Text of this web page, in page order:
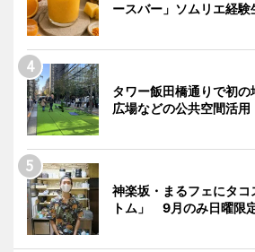
ースバー」ソムリエ経験
タワー飯田橋通りで初
広場などの公共空間活用
神楽坂・まるフェにタ
トム」 9月のみ日曜限